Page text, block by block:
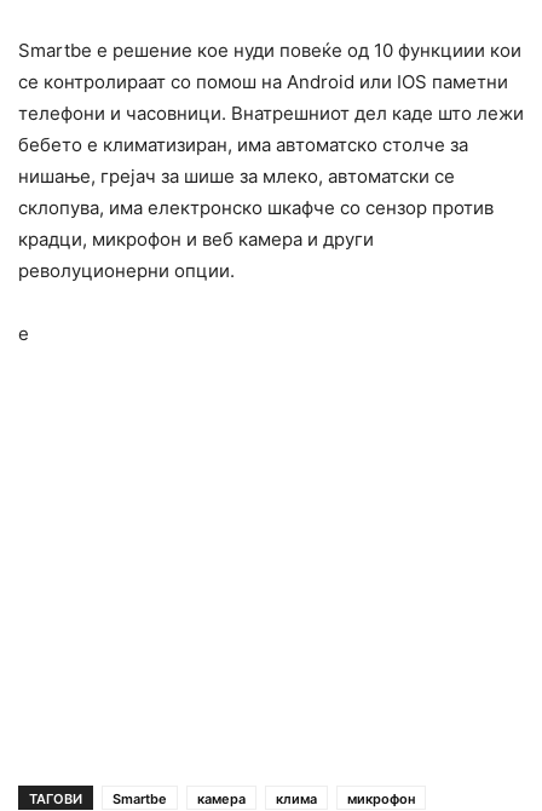
Smartbe е решение кое нуди повеќе од 10 функциии кои
се контролираат со помош на Android или IOS паметни
телефони и часовници. Внатрешниот дел каде што лежи
бебето е климатизиран, има автоматско столче за
нишање, грејач за шише за млеко, автоматски се
склопува, има електронско шкафче со сензор против
крадци, микрофон и веб камера и други
револуционерни опции.
e
ТАГОВИ Smartbe камера клима
микрофон